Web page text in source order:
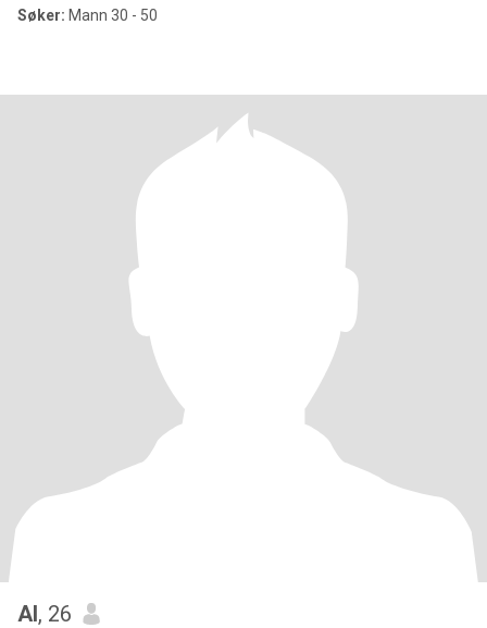
Søker: Mann 30 - 50
Al, 26